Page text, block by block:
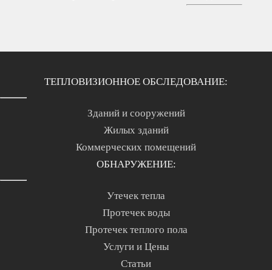
ТЕПЛОВИЗИОННОЕ ОБСЛЕДОВАНИЕ:
Зданий и сооружений
Жилых зданий
Коммерческих помещений
ОБНАРУЖЕНИЕ:
Утечек тепла
Протечек воды
Протечек теплого пола
Услуги и Цены
Статьи